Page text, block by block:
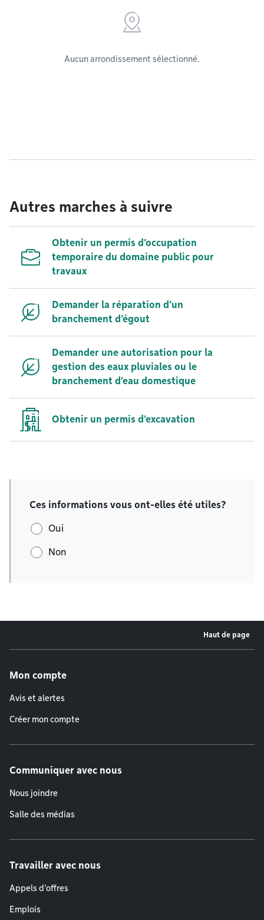
Aucun arrondissement sélectionné.
Autres marches à suivre
Obtenir un permis d’occupation
temporaire du domaine public pour
travaux
Demander la réparation d’un
branchement d’égout
Demander une autorisation pour la
gestion des eaux pluviales ou le
branchement d’eau domestique
Obtenir un permis d’excavation
Ces informations vous ont-elles été utiles?
Oui
Non
Haut de page
Mon compte
Avis et alertes
Créer mon compte
Communiquer avec nous
Nous joindre
Salle des médias
Travailler avec nous
Appels d'offres
Emplois